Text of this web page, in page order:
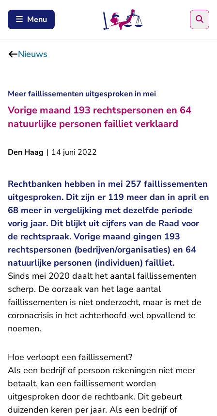
Menu
Nieuws
Meer faillissementen uitgesproken in mei
Vorige maand 193 rechtspersonen en 64
natuurlijke personen failliet verklaard
Den Haag | 14 juni 2022
Rechtbanken hebben in mei 257 faillissementen
uitgesproken. Dit zijn er 119 meer dan in april en
68 meer in vergelijking met dezelfde periode
vorig jaar. Dit blijkt uit cijfers van de Raad voor
de rechtspraak. Vorige maand gingen 193
rechtspersonen (bedrijven/organisaties) en 64
natuurlijke personen (individuen) failliet.
Sinds mei 2020 daalt het aantal faillissementen
scherp. De oorzaak van het lage aantal
faillissementen is niet onderzocht, maar is met de
coronacrisis in het achterhoofd wel opvallend te
noemen.
Hoe verloopt een faillissement?
Als een bedrijf of persoon rekeningen niet meer
betaalt, kan een faillissement worden
uitgesproken door de rechtbank. Dit gebeurt
duizenden keren per jaar. Als een bedrijf of